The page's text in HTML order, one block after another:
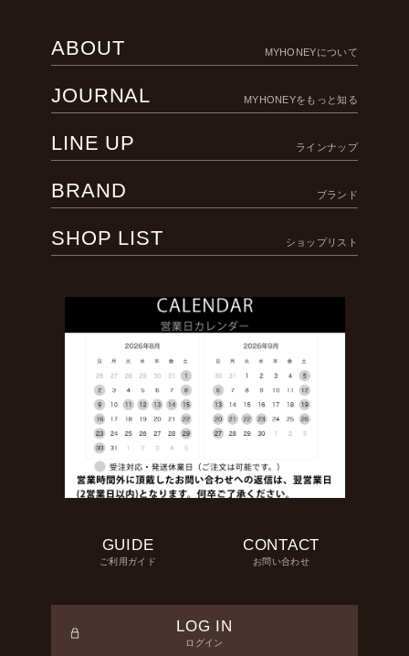
ABOUT MYHONEYについて
JOURNAL MYHONEYをもっと知る
LINE UP ラインナップ
BRAND ブランド
SHOP LIST ショップリスト
GUIDE
ご利用ガイド
CONTACT
お問い合わせ
LOG IN
ログイン